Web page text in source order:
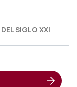
SIGLO XXI